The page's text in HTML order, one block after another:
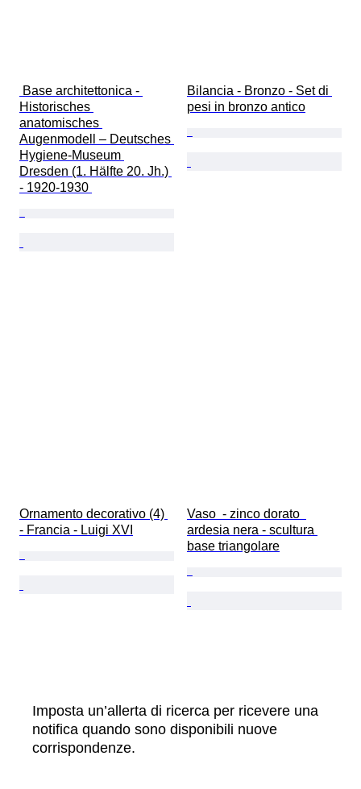
Historisches
anatomisches
Augenmodell – Deutsches
Hygiene-Museum
Dresden (1. Hälfte 20. Jh.)
- 1920-1930
Bilancia - Bronzo - Set di
pesi in bronzo antico
Ornamento decorativo (4)
- Francia - Luigi XVI
Vaso  - zinco dorato
ardesia nera - scultura
base triangolare
Imposta un’allerta di ricerca per ricevere una
notifica quando sono disponibili nuove
corrispondenze.